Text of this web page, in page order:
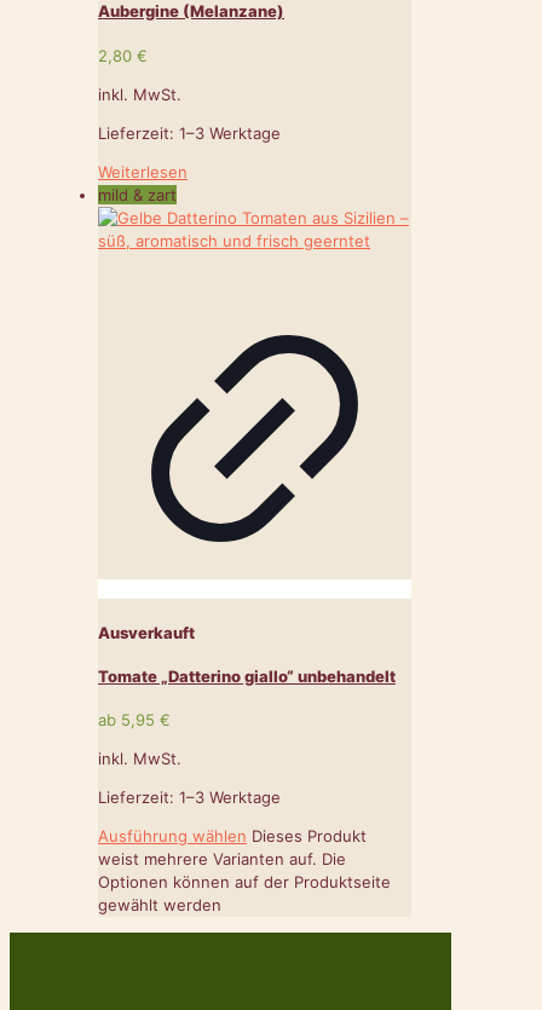
Aubergine (Melanzane)
2,80 €
inkl. MwSt.
Lieferzeit: 1–3 Werktage
Weiterlesen
mild & zart
Ausverkauft
Tomate „Datterino giallo“ unbehandelt
ab 5,95 €
inkl. MwSt.
Lieferzeit: 1–3 Werktage
Ausführung wählen Dieses Produkt
weist mehrere Varianten auf. Die
Optionen können auf der Produktseite
gewählt werden